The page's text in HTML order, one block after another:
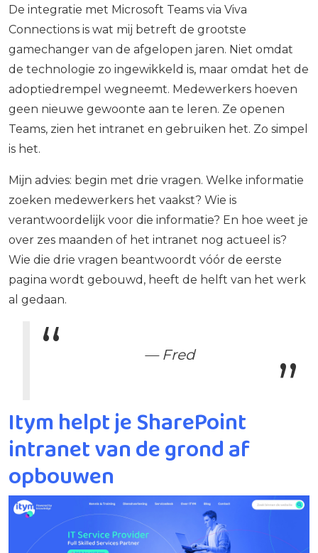
De integratie met Microsoft Teams via Viva
Connections is wat mij betreft de grootste
gamechanger van de afgelopen jaren. Niet omdat
de technologie zo ingewikkeld is, maar omdat het de
adoptiedrempel wegneemt. Medewerkers hoeven
geen nieuwe gewoonte aan te leren. Ze openen
Teams, zien het intranet en gebruiken het. Zo simpel
is het.
Mijn advies: begin met drie vragen. Welke informatie
zoeken medewerkers het vaakst? Wie is
verantwoordelijk voor die informatie? En hoe weet je
over zes maanden of het intranet nog actueel is?
Wie die drie vragen beantwoordt vóór de eerste
pagina wordt gebouwd, heeft de helft van het werk
al gedaan.
— Fred
Itym helpt je SharePoint
intranet van de grond af
opbouwen